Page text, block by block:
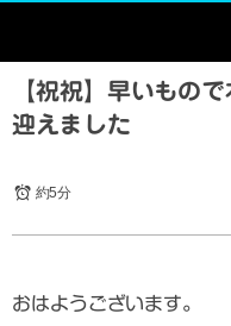
【祝祝】早いもの
迎えました
約5分
おはようございます。